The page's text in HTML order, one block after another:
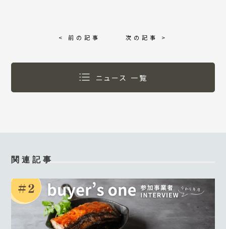
< 前の記事 次の記事 >
ニュース 一覧
関連記事